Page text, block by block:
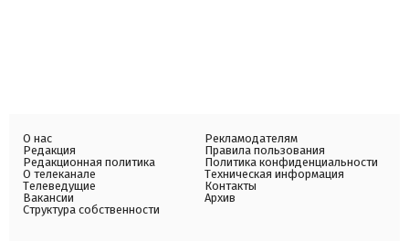
О нас
Редакция
Редакционная политика
О телеканале
Телеведущие
Вакансии
Структура собственности
Рекламодателям
Правила пользования
Политика конфиденциальности
Техническая информация
Контакты
Архив